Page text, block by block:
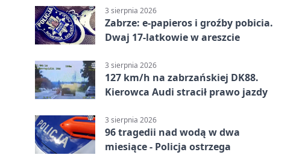
3 sierpnia 2026
Zabrze: e-papieros i groźby pobicia.
Dwaj 17-latkowie w areszcie
3 sierpnia 2026
127 km/h na zabrzańskiej DK88.
Kierowca Audi stracił prawo jazdy
3 sierpnia 2026
96 tragedii nad wodą w dwa
miesiące - Policja ostrzega